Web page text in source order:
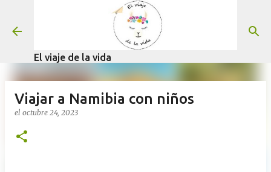
Ir al contenido principal
El viaje de la vida
Viajar a Namibia con niños
el octubre 24, 2023